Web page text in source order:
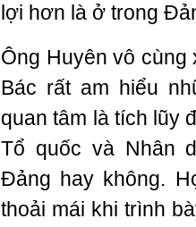
lợi hơn là ở trong
Ông Huyên vô
Bác rất am hiểu
quan tâm là tích lũy
Tổ quốc và Nhân
Đảng hay không.
thoải mái khi trình